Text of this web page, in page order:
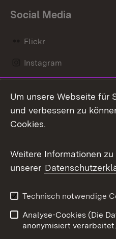
Social Media
Flickr
Instagram
Mastodon
Messenger
Social Wall
X / Twitter
Youtube
Um unsere Webseite für
und verbessern zu
Cookies.
Weitere Informationen
unserer
Technisch notwendige
Analyse-Cookies (Die
anonymisiert